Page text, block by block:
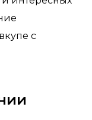
с